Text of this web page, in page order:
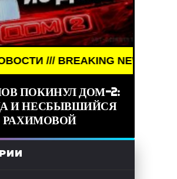
NEWS /// НОВОСТИ
ПОКИНУЛ ДОМ-2:
И НЕСБЫВШИЙСЯ
РАХИМОВОЙ